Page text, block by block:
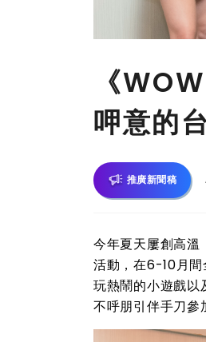
《
呷意的
推廣新聞稿
今年夏天屢創高溫
活動，在6-10月
玩熱鬧的小遊戲以
不呼朋引伴手刀參